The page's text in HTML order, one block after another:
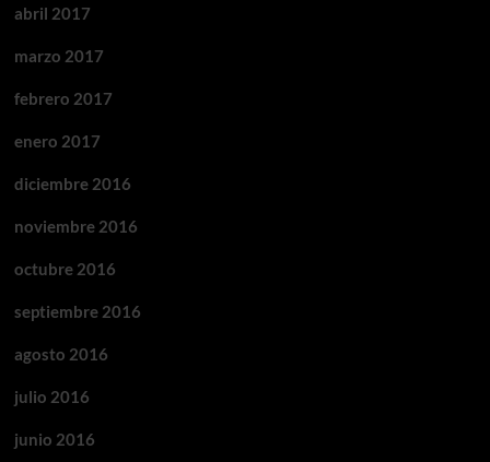
abril 2017
marzo 2017
febrero 2017
enero 2017
diciembre 2016
noviembre 2016
octubre 2016
septiembre 2016
agosto 2016
julio 2016
junio 2016